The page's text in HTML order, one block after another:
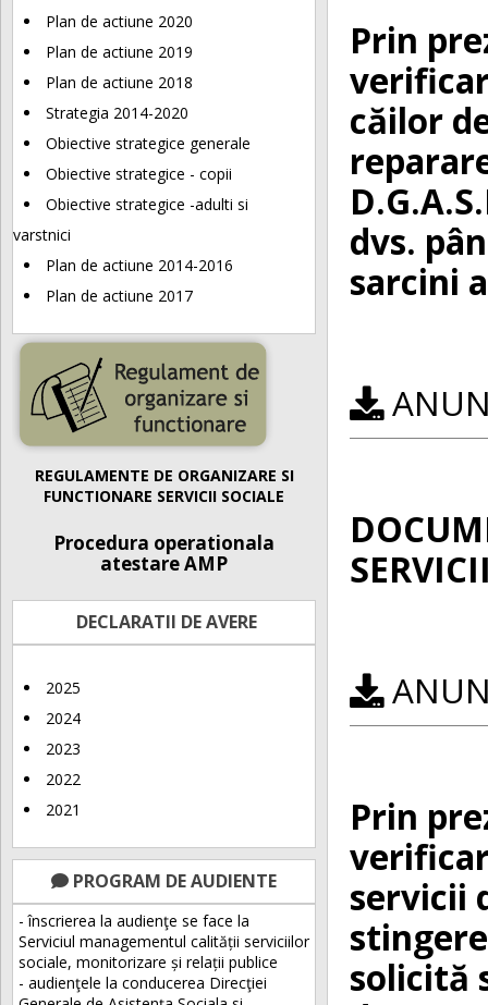
Plan de actiune 2020
Plan de actiune 2019
Plan de actiune 2018
Strategia 2014-2020
Obiective strategice generale
Obiective strategice - copii
Obiective strategice -adulti si
varstnici
Plan de actiune 2014-2016
Plan de actiune 2017
REGULAMENTE DE ORGANIZARE SI
FUNCTIONARE SERVICII SOCIALE
Procedura operationala
atestare AMP
DECLARATII DE AVERE
2025
2024
2023
2022
2021
PROGRAM DE AUDIENTE
- înscrierea la audienţe se face la
Serviciul managementul calității serviciilor
sociale, monitorizare și relații publice
- audienţele la conducerea Direcţiei
Prin
căilor
dvs.
sarcini
Prin
servicii
solicită